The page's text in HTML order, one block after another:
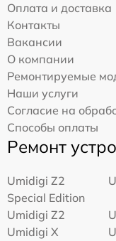
Оплата и доставка
Контакты
Вакансии
О компании
Ремонтируемые
Наши услуги
Согласие на
Способы оплаты
Ремонт
Umidigi Z2
Special Edition
Umidigi Z2
Umidigi X